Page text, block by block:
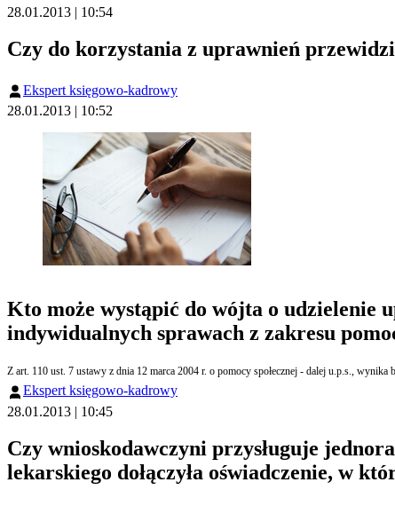
28.01.2013 | 10:54
Czy do korzystania z uprawnień
Ekspert księgowo-kadrowy
28.01.2013 | 10:52
Kto może wystąpić do wójta o udzielenie
indywidualnych sprawach z zakresu
Z art. 110 ust. 7 ustawy z dnia 12 marca 2004 r. o pomocy społecznej - dalej u.p.s.,
Ekspert księgowo-kadrowy
28.01.2013 | 10:45
Czy wnioskodawczyni przysługuje
lekarskiego dołączyła oświadczenie, w